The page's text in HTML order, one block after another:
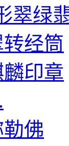
翠绿
经筒
印章
佛